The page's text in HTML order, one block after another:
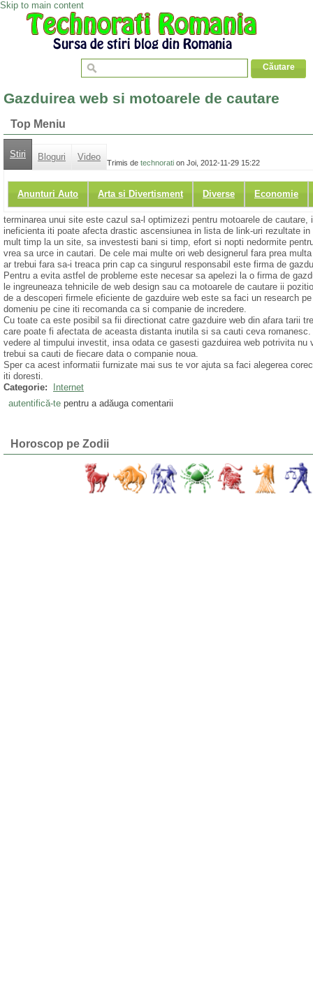
Skip to main content
Gazduirea web si motoarele de cautare
Top Meniu
Stiri Bloguri Video
Anunturi Auto Arta si Divertisment Diverse Economie
Trimis de technorati on Joi, 2012-11-29 15:22
terminarea unui site este cazul sa-l optimizezi pentru motoarele de
ineficienta iti poate afecta drastic ascensiunea in lista de link-uri rezultate
mult timp la un site, sa investesti bani si timp, efort si nopti nedormite
vrea sa urce in cautari. De cele mai multe ori web designerul fara prea
ar trebui fara sa-i treaca prin cap ca singurul responsabil este firma de
Pentru a evita astfel de probleme este necesar sa apelezi la o firma de
le ingreuneaza tehnicile de web design sau ca motoarele de cautare ii
de a descoperi firmele eficiente de gazduire web este sa faci un research
domeniu pe cine iti recomanda ca si companie de incredere.
Cu toate ca este posibil sa fii directionat catre gazduire web din afara tarii
care poate fi afectata de aceasta distanta inutila si sa cauti ceva
vedere al timpului investit, insa odata ce gasesti gazduirea web potrivita
trebui sa cauti de fiecare data o companie noua.
Sper ca acest informatii furnizate mai sus te vor ajuta sa faci alegerea
iti doresti.
Categorie:
Internet
autentifică-tepentru a adăuga comentarii
Horoscop pe Zodii